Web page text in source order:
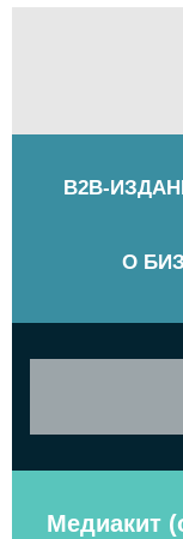
B2B-
О
Медиакит